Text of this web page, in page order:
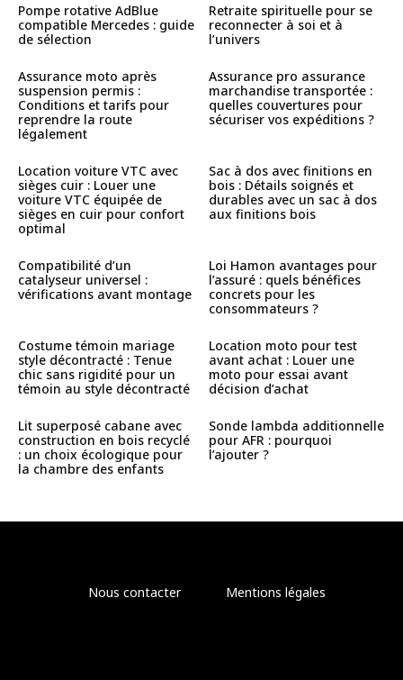
Pompe rotative AdBlue
compatible Mercedes : guide
de sélection
Retraite spirituelle pour se
reconnecter à soi et à
l’univers
Assurance moto après
suspension permis :
Conditions et tarifs pour
reprendre la route
légalement
Assurance pro assurance
marchandise transportée :
quelles couvertures pour
sécuriser vos expéditions ?
Location voiture VTC avec
sièges cuir : Louer une
voiture VTC équipée de
sièges en cuir pour confort
optimal
Sac à dos avec finitions en
bois : Détails soignés et
durables avec un sac à dos
aux finitions bois
Compatibilité d’un
catalyseur universel :
vérifications avant montage
Loi Hamon avantages pour
l’assuré : quels bénéfices
concrets pour les
consommateurs ?
Costume témoin mariage
style décontracté : Tenue
chic sans rigidité pour un
témoin au style décontracté
Location moto pour test
avant achat : Louer une
moto pour essai avant
décision d’achat
Lit superposé cabane avec
construction en bois recyclé
: un choix écologique pour
la chambre des enfants
Sonde lambda additionnelle
pour AFR : pourquoi
l’ajouter ?
Nous contacter Mentions légales